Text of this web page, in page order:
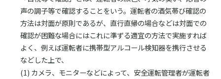
声の調子等で確認することをいう。運転者の酒気帯び確認の
方法は対面が原則であるが、直行直帰の場合などは対面での
確認が困難な場合にはこれに準ずる適宜の方法で実施すれば
よく、例えば運転者に携帯型アルコール検知器を携行させる
などした上で、
カメラ、モニターなどによって、安全運転管理者が運転者